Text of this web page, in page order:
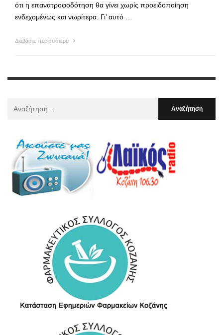
ότι η επανατροφοδότηση θα γίνει χωρίς προειδοποίηση
ενδεχομένως και νωρίτερα. Γι’ αυτό …
Διαβάστε περισσότερα